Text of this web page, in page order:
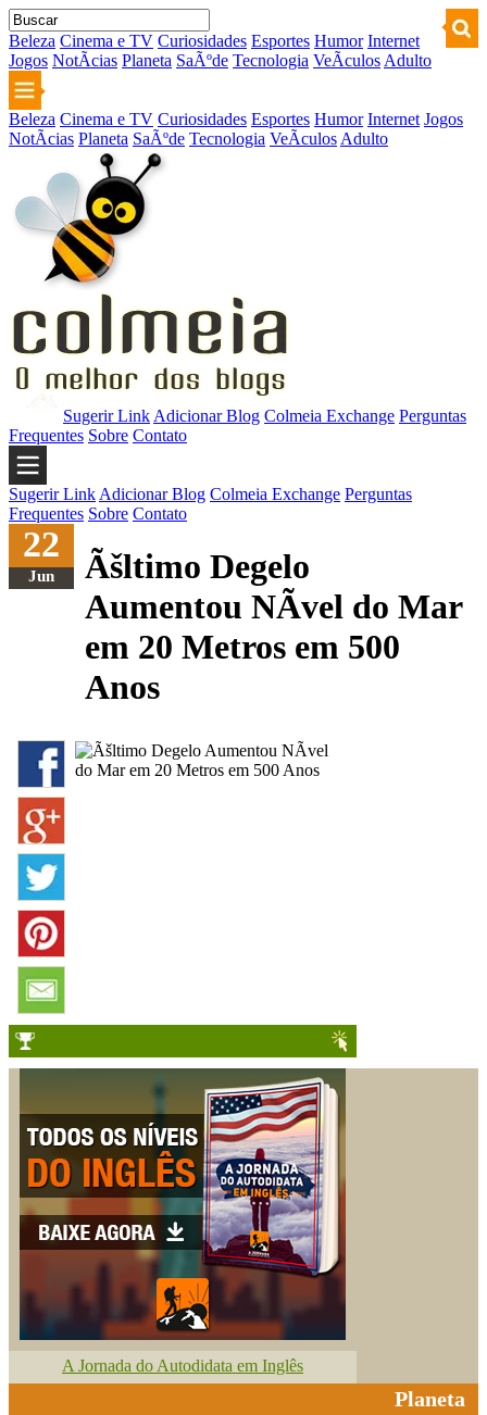
Beleza Cinema e TV Curiosidades Esportes Humor Internet
Jogos NotÃ­cias Planeta SaÃºde Tecnologia VeÃ­culos Adulto
Beleza Cinema e TV Curiosidades Esportes Humor Internet Jogos
NotÃ­cias Planeta SaÃºde Tecnologia VeÃ­culos Adulto
Sugerir Link Adicionar Blog Colmeia Exchange Perguntas
Frequentes Sobre Contato
Sugerir Link Adicionar Blog Colmeia Exchange Perguntas
Frequentes Sobre Contato
22
Jun
Ãšltimo Degelo
Aumentou NÃ­vel do Mar
em 20 Metros em 500
Anos
A Jornada do Autodidata em Inglês
Planeta